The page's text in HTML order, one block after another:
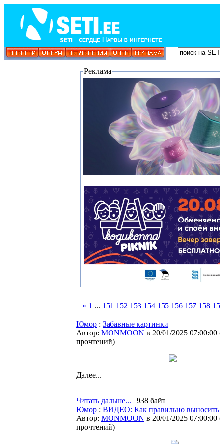
Реклама
« 1 ... 151 152 153 154 155 156 157 158
Юмор : Забавные картинки
Автор: MONMOON в 20/01/2025 07:00:00
прочтений)
Далее...
Читать дальше... | 938 байт
Юмор : ВИДЕО: Как правильно выносить
Автор: MONMOON в 20/01/2025 07:00:00
прочтений)